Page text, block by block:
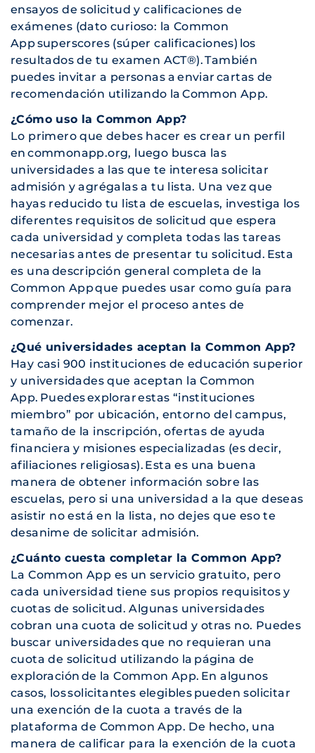
ensayos de solicitud y calificaciones de
exámenes (dato curioso: la Common
App superscores (súper calificaciones) los
resultados de tu examen ACT®). También
puedes invitar a personas a enviar cartas de
recomendación utilizando la Common App.
¿Cómo uso la Common App?
Lo primero que debes hacer es crear un perfil
en commonapp.org, luego busca las
universidades a las que te interesa solicitar
admisión y agrégalas a tu lista. Una vez que
hayas reducido tu lista de escuelas, investiga los
diferentes requisitos de solicitud que espera
cada universidad y completa todas las tareas
necesarias antes de presentar tu solicitud. Esta
es una descripción general completa de la
Common App que puedes usar como guía para
comprender mejor el proceso antes de
comenzar.
¿Qué universidades aceptan la Common App?
Hay casi 900 instituciones de educación superior
y universidades que aceptan la Common
App. Puedes explorar estas “instituciones
miembro” por ubicación, entorno del campus,
tamaño de la inscripción, ofertas de ayuda
financiera y misiones especializadas (es decir,
afiliaciones religiosas). Esta es una buena
manera de obtener información sobre las
escuelas, pero si una universidad a la que deseas
asistir no está en la lista, no dejes que eso te
desanime de solicitar admisión.
¿Cuánto cuesta completar la Common App?
La Common App es un servicio gratuito, pero
cada universidad tiene sus propios requisitos y
cuotas de solicitud. Algunas universidades
cobran una cuota de solicitud y otras no. Puedes
buscar universidades que no requieran una
cuota de solicitud utilizando la página de
exploración de la Common App. En algunos
casos, los solicitantes elegibles pueden solicitar
una exención de la cuota a través de la
plataforma de Common App. De hecho, una
manera de calificar para la exención de la cuota